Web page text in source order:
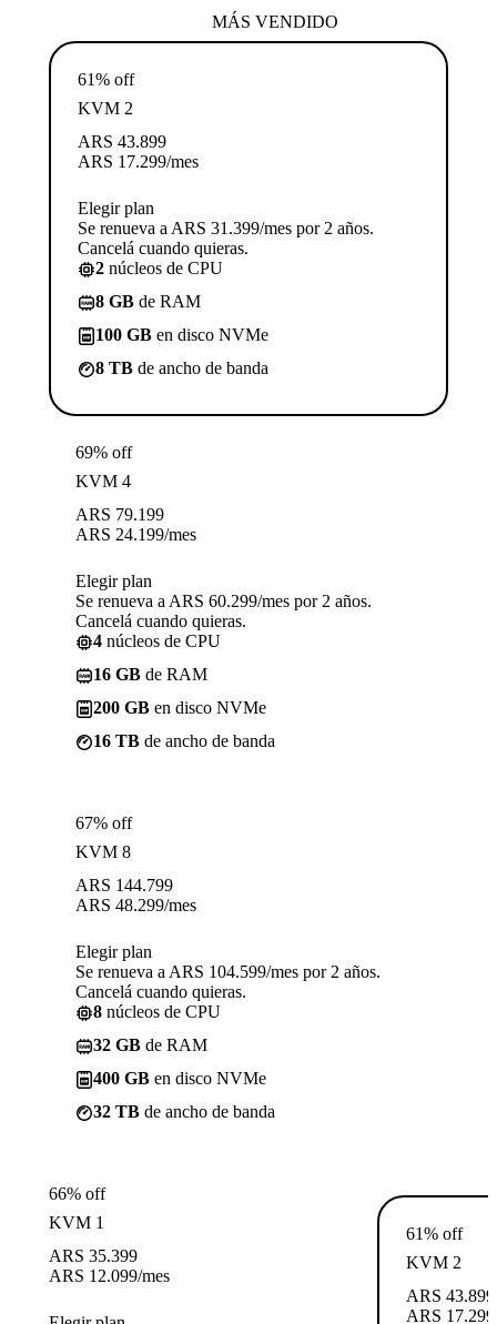
MÁS VENDIDO
61% off
KVM 2
ARS 43.899
ARS 17.299/mes
Elegir plan
Se renueva a ARS 31.399/mes por 2 años.
Cancelá cuando quieras.
2 núcleos de CPU
8 GB de RAM
100 GB en disco NVMe
8 TB de ancho de banda
69% off
KVM 4
ARS 79.199
ARS 24.199/mes
Elegir plan
Se renueva a ARS 60.299/mes por 2 años.
Cancelá cuando quieras.
4 núcleos de CPU
16 GB de RAM
200 GB en disco NVMe
16 TB de ancho de banda
67% off
KVM 8
ARS 144.799
ARS 48.299/mes
Elegir plan
Se renueva a ARS 104.599/mes por 2 años.
Cancelá cuando quieras.
8 núcleos de CPU
32 GB de RAM
400 GB en disco NVMe
32 TB de ancho de banda
66% off
KVM 1
ARS 35.399
ARS 12.099/mes
61% off
KVM 2
ARS 43.899
ARS 17.299